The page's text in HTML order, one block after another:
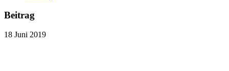
Beitrag
18 Juni 2019